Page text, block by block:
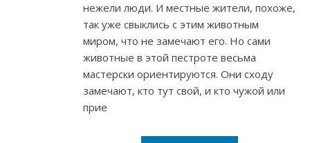
нежели люди. И местные жители, похоже,
так уже свыклись с этим животным
миром, что не замечают его. Но сами
животные в этой пестроте весьма
мастерски ориентируются. Они сходу
замечают, кто тут свой, и кто чужой или
прие